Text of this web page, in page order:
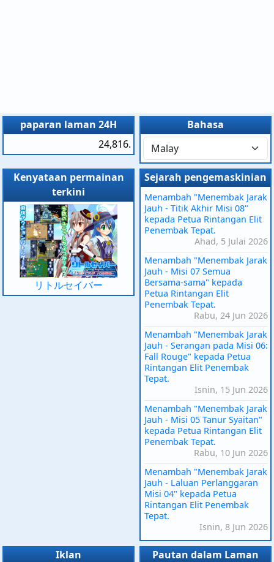
paparan laman 24H
24,816.
Bahasa
Kenyataan permainan
terkini
リトルセイバー
Sejarah pengemaskinian
Menambah "Menembak Jarak
Jauh - Titik Akhir Misi 08"
kepada Petua Rintangan Elit
Penembak Tepat.
Ahad, 5 Julai 2026
Menambah "Menembak Jarak
Jauh - Misi 07 Semua
Bersama-sama" kepada
Petua Rintangan Elit
Penembak Tepat.
Rabu, 24 Jun 2026
Menambah "Menembak Jarak
Jauh - Serangan pada Misi 06:
Fall Rouge" kepada Petua
Rintangan Elit Penembak
Tepat.
Isnin, 15 Jun 2026
Menambah "Menembak Jarak
Jauh - Misi 05 Tanur Syaitan"
kepada Petua Rintangan Elit
Penembak Tepat.
Rabu, 10 Jun 2026
Menambah "Menembak Jarak
Jauh - Laluan Perlanggaran
Misi 04" kepada Petua
Rintangan Elit Penembak
Tepat.
Isnin, 8 Jun 2026
Iklan Pautan dalam Laman